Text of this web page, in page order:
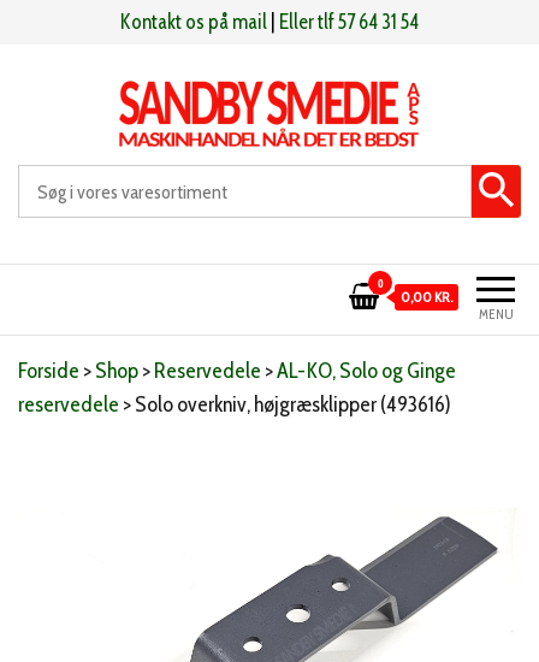
Kontakt os på mail Eller tlf 57 64 31 54
Sandby smeden Maskinhandel når det er bedst
MENU
0
0,00 KR.
Forside >Shop>Reservedele >AL-KO, Solo og Ginge
reservedele >Solo overkniv, højgræsklipper (493616)